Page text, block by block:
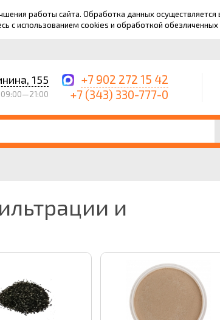
работы сайта. Обработка данных
с использованием cookies и обработкой
155
+7 902 272 15 42
+7 (343) 330-777-0
и